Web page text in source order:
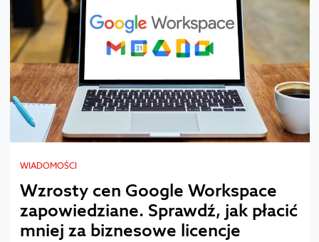
WIADOMOŚCI
Wzrosty cen Google Workspace
zapowiedziane. Sprawdź, jak płacić
mniej za biznesowe licencje